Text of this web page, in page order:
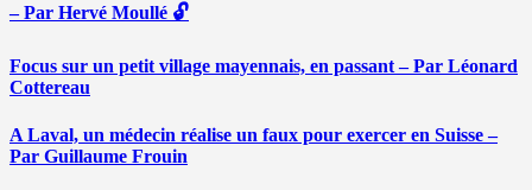
– Par Hervé Moullé 🔓
Focus sur un petit village mayennais, en passant – Par Léonard
Cottereau
A Laval, un médecin réalise un faux pour exercer en Suisse –
Par Guillaume Frouin